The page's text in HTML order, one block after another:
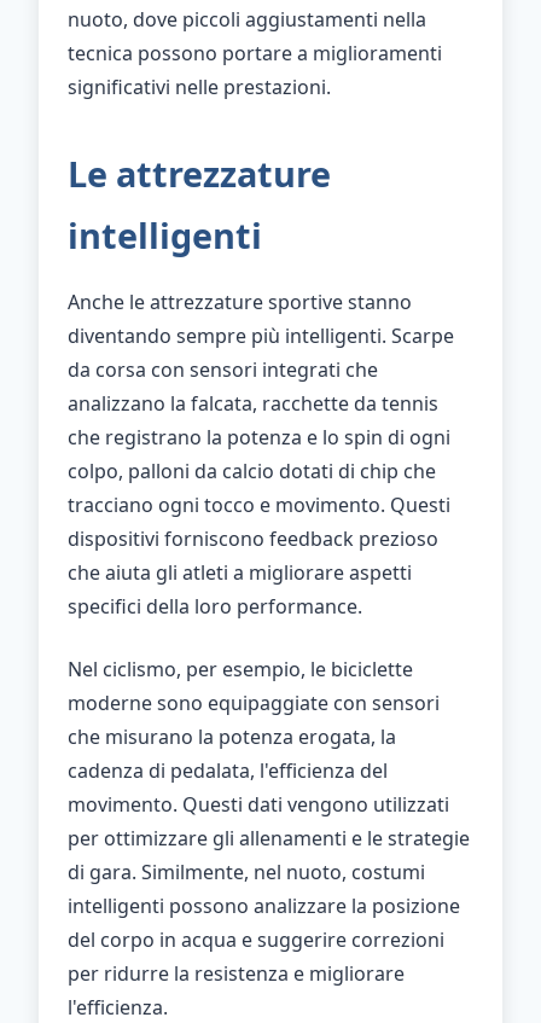
nuoto, dove piccoli aggiustamenti nella
tecnica possono portare a miglioramenti
significativi nelle prestazioni.
Le attrezzature
intelligenti
Anche le attrezzature sportive stanno
diventando sempre più intelligenti. Scarpe
da corsa con sensori integrati che
analizzano la falcata, racchette da tennis
che registrano la potenza e lo spin di ogni
colpo, palloni da calcio dotati di chip che
tracciano ogni tocco e movimento. Questi
dispositivi forniscono feedback prezioso
che aiuta gli atleti a migliorare aspetti
specifici della loro performance.
Nel ciclismo, per esempio, le biciclette
moderne sono equipaggiate con sensori
che misurano la potenza erogata, la
cadenza di pedalata, l'efficienza del
movimento. Questi dati vengono utilizzati
per ottimizzare gli allenamenti e le strategie
di gara. Similmente, nel nuoto, costumi
intelligenti possono analizzare la posizione
del corpo in acqua e suggerire correzioni
per ridurre la resistenza e migliorare
l'efficienza.